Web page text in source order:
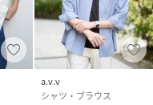
a.v.v
シャツ・ブラウス